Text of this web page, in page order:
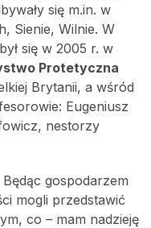
się m.in. w
Sienie, Wilnie. W
się w 2005 r. w
Protetyczna
Brytanii, a wśród
Eugeniusz
nestorzy
gospodarzem
mogli przedstawić
co – mam nadzieję